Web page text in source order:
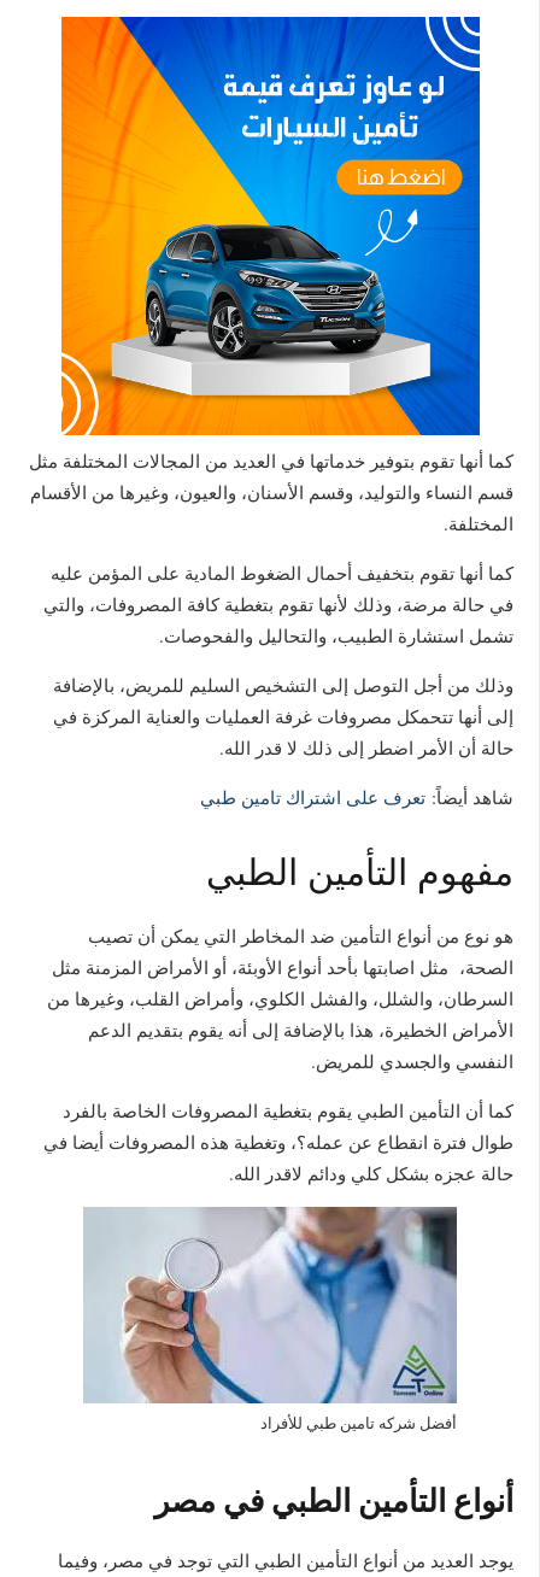
كما أنها تقوم بتوفير خدماتها في العديد من المجالات المختلفة مثل
قسم النساء والتوليد، وقسم الأسنان، والعيون، وغيرها من الأقسام
المختلفة.
كما أنها تقوم بتخفيف أحمال الضغوط المادية على المؤمن عليه
في حالة مرضة، وذلك لأنها تقوم بتغطية كافة المصروفات، والتي
تشمل استشارة الطبيب، والتحاليل والفحوصات.
وذلك من أجل التوصل إلى التشخيص السليم للمريض، بالإضافة
إلى أنها تتحمكل مصروفات غرفة العمليات والعناية المركزة في
حالة أن الأمر اضطر إلى ذلك لا قدر الله.
شاهد أيضاً:تعرف على اشتراك تامين طبي
مفهوم التأمين الطبي
هو نوع من أنواع التأمين ضد المخاطر التي يمكن أن تصيب
الصحة، مثل اصابتها بأحد أنواع الأوبئة، أو الأمراض المزمنة مثل
السرطان، والشلل، والفشل الكلوي، وأمراض القلب، وغيرها من
الأمراض الخطيرة، هذا بالإضافة إلى أنه يقوم بتقديم الدعم
النفسي والجسدي للمريض.
كما أن التأمين الطبي يقوم بتغطية المصروفات الخاصة بالفرد
طوال فترة انقطاع عن عمله؟، وتغطية هذه المصروفات أيضا في
حالة عجزه بشكل كلي ودائم لاقدر الله.
أفضل شركه تامين طبي للأفراد
أنواع التأمين الطبي في مصر
يوجد العديد من أنواع التأمين الطبي التي توجد في مصر، وفيما